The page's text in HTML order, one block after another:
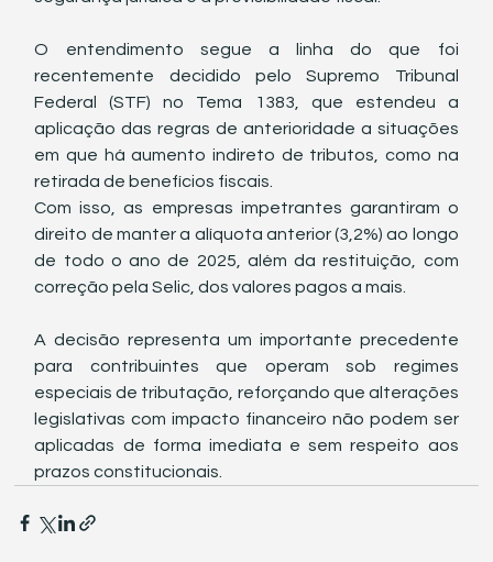
O entendimento segue a linha do que foi
recentemente decidido pelo Supremo Tribunal
Federal (STF) no Tema 1383, que estendeu a
aplicação das regras de anterioridade a situações
em que há aumento indireto de tributos, como na
retirada de benefícios fiscais.
Com isso, as empresas impetrantes garantiram o
direito de manter a alíquota anterior (3,2%) ao longo
de todo o ano de 2025, além da restituição, com
correção pela Selic, dos valores pagos a mais.
A decisão representa um importante precedente
para contribuintes que operam sob regimes
especiais de tributação, reforçando que alterações
legislativas com impacto financeiro não podem ser
aplicadas de forma imediata e sem respeito aos
prazos constitucionais.